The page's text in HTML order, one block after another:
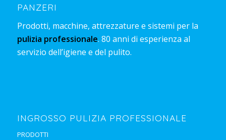
PANZERI
Prodotti, macchine, attrezzature e sistemi per la
pulizia professionale. 80 anni di esperienza al
servizio dell’igiene e del pulito.
INGROSSO PULIZIA PROFESSIONALE
PRODOTTI